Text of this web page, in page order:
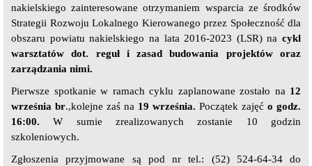
nakielskiego zainteresowane otrzymaniem wsparcia ze środków
Strategii Rozwoju Lokalnego Kierowanego przez Społeczność dla
obszaru powiatu nakielskiego na lata 2016-2023 (LSR) na cykl
warsztatów dot. reguł i zasad budowania projektów oraz
zarządzania nimi.
Pierwsze spotkanie w ramach cyklu zaplanowane zostało na 12
września br.,kolejne zaś na 19 września. Początek zajęć o godz.
16:00. W sumie zrealizowanych zostanie 10 godzin
szkoleniowych.
Zgłoszenia przyjmowane są pod nr tel.: (52) 524-64-34 do